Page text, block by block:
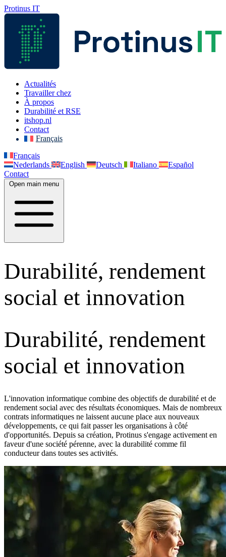
Protinus IT
Actualités
Travailler chez
À propos
Durabilité et RSE
itshop.nl
Contact
Français
Français
Nederlands
English Deutsch Italiano
Español
Contact
Open main menu
Durabilité, rendement
social et innovation
Durabilité, rendement
social et innovation
L'innovation informatique combine des objectifs de durabilité et de
rendement social avec des résultats économiques. Mais de nombreux
contrats informatiques ne laissent aucune place aux nouveaux
développements, ce qui fait passer les organisations à côté
d'opportunités. Depuis sa création, Protinus s'engage activement en
faveur d'une société pérenne, avec la durabilité comme fil
conducteur dans toutes ses activités.